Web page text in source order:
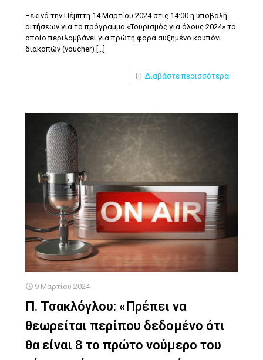
Ξεκινά την Πέμπτη 14 Μαρτίου 2024 στις 14:00 η υποβολή
αιτήσεων για το πρόγραμμα «Τουρισμός για όλους 2024» το
οποίο περιλαμβάνει για πρώτη φορά αυξημένο κουπόνι
διακοπών (voucher) […]
Διαβάστε περισσότερα
9 Μαρτίου 2024
Π. Τσακλόγλου: «Πρέπει να
θεωρείται περίπου δεδομένο ότι
θα είναι 8 το πρώτο νούμερο του